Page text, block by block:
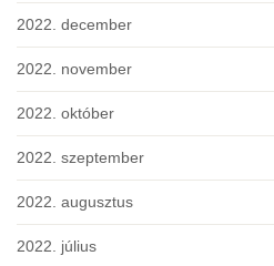
2022. december
2022. november
2022. október
2022. szeptember
2022. augusztus
2022. július